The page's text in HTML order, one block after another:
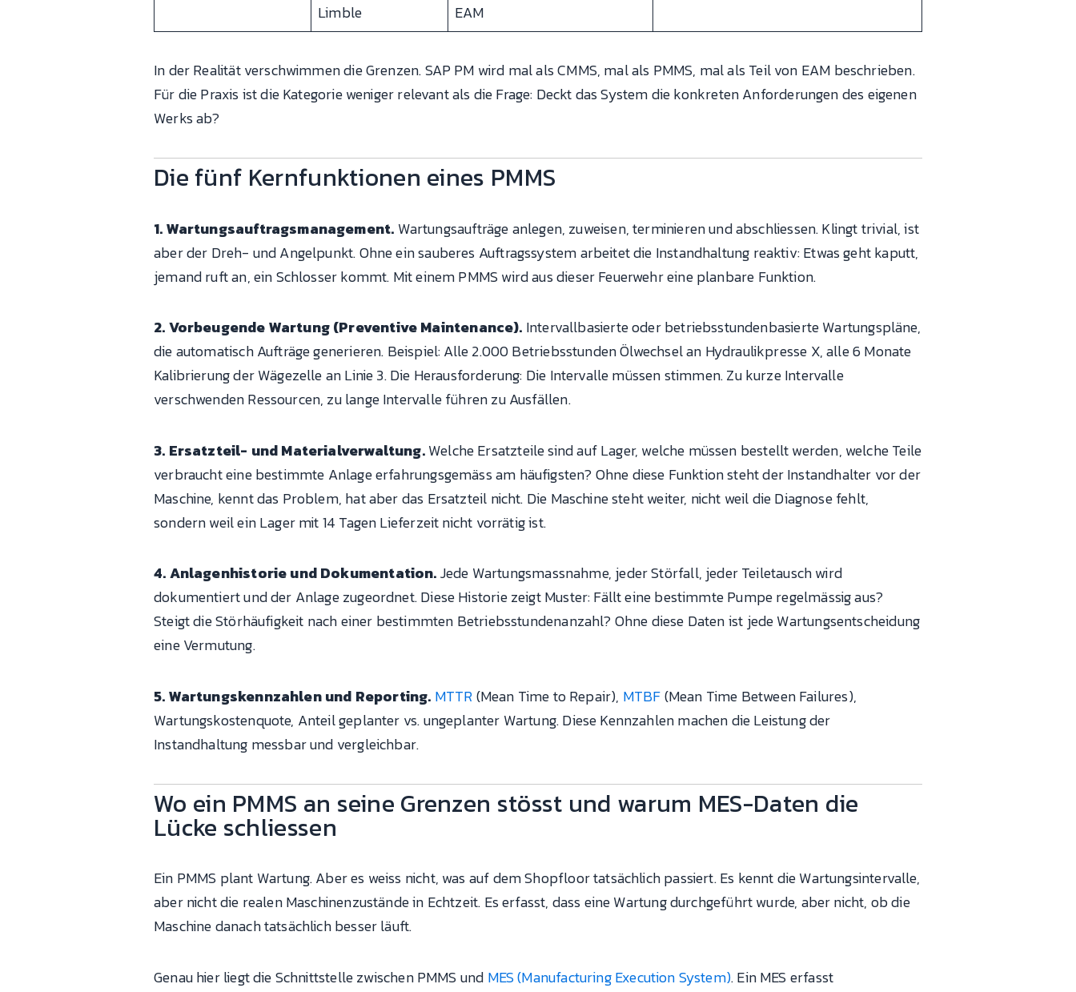
Limble
EAM
In der Realität verschwimmen die Grenzen. SAP PM wird mal als CMMS, mal als PMMS, mal als Teil von EAM beschrieben.
Für die Praxis ist die Kategorie weniger relevant als die Frage: Deckt das System die konkreten Anforderungen des eigenen
Werks ab?
Die fünf Kernfunktionen eines PMMS
1. Wartungsauftragsmanagement. Wartungsaufträge anlegen, zuweisen, terminieren und abschliessen. Klingt trivial, ist
aber der Dreh- und Angelpunkt. Ohne ein sauberes Auftragssystem arbeitet die Instandhaltung reaktiv: Etwas geht kaputt,
jemand ruft an, ein Schlosser kommt. Mit einem PMMS wird aus dieser Feuerwehr eine planbare Funktion.
2. Vorbeugende Wartung (Preventive Maintenance). Intervallbasierte oder betriebsstundenbasierte Wartungspläne,
die automatisch Aufträge generieren. Beispiel: Alle 2.000 Betriebsstunden Ölwechsel an Hydraulikpresse X, alle 6 Monate
Kalibrierung der Wägezelle an Linie 3. Die Herausforderung: Die Intervalle müssen stimmen. Zu kurze Intervalle
verschwenden Ressourcen, zu lange Intervalle führen zu Ausfällen.
3. Ersatzteil- und Materialverwaltung.Welche Ersatzteile sind auf Lager, welche müssen bestellt werden, welche Teile
verbraucht eine bestimmte Anlage erfahrungsgemäss am häufigsten? Ohne diese Funktion steht der Instandhalter vor der
Maschine, kennt das Problem, hat aber das Ersatzteil nicht. Die Maschine steht weiter, nicht weil die Diagnose fehlt,
sondern weil ein Lager mit 14 Tagen Lieferzeit nicht vorrätig ist.
4. Anlagenhistorie und Dokumentation.Jede Wartungsmassnahme, jeder Störfall, jeder Teiletausch wird
dokumentiert und der Anlage zugeordnet. Diese Historie zeigt Muster: Fällt eine bestimmte Pumpe regelmässig aus?
Steigt die Störhäufigkeit nach einer bestimmten Betriebsstundenanzahl? Ohne diese Daten ist jede Wartungsentscheidung
eine Vermutung.
5. Wartungskennzahlen und Reporting. MTTR(Mean Time to Repair), MTBF(Mean Time Between Failures),
Wartungskostenquote, Anteil geplanter vs. ungeplanter Wartung. Diese Kennzahlen machen die Leistung der
Instandhaltung messbar und vergleichbar.
Wo ein PMMS an seine Grenzen stösst und warum MES-Daten die
Lücke schliessen
Ein PMMS plant Wartung. Aber es weiss nicht, was auf dem Shopfloor tatsächlich passiert. Es kennt die Wartungsintervalle,
aber nicht die realen Maschinenzustände in Echtzeit. Es erfasst, dass eine Wartung durchgeführt wurde, aber nicht, ob die
Maschine danach tatsächlich besser läuft.
Genau hier liegt die Schnittstelle zwischen PMMS und MES (Manufacturing Execution System). Ein MES erfasst